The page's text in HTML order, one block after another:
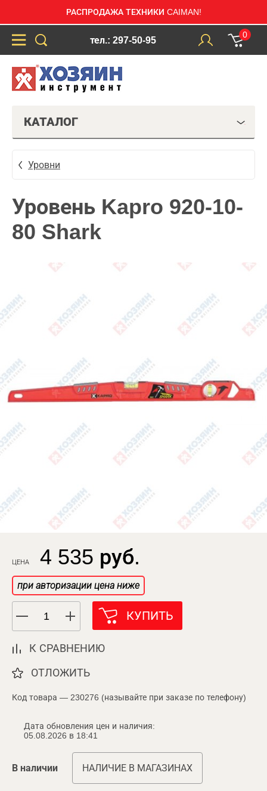
РАСПРОДАЖА ТЕХНИКИ CAIMAN!
тел.: 297-50-95
0
КАТАЛОГ
Уровни
Уровень Kapro 920-10-
80 Shark
ЦЕНА 4 535 руб.
при авторизации цена ниже
КУПИТЬ
К СРАВНЕНИЮ
ОТЛОЖИТЬ
Код товара — 230276 (называйте при заказе по телефону)
Дата обновления цен и наличия:
05.08.2026 в 18:41
В наличии НАЛИЧИЕ В МАГАЗИНАХ